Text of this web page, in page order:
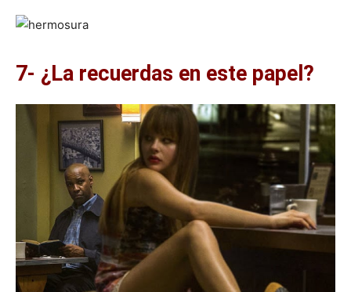
7- ¿La recuerdas en este papel?